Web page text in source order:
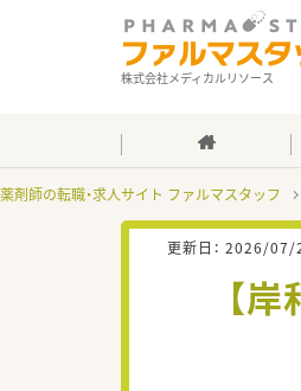
株式会社メディカルリソース
薬剤師の転職・求人サイト ファルマスタッフ
更新日： 2026/07/
【